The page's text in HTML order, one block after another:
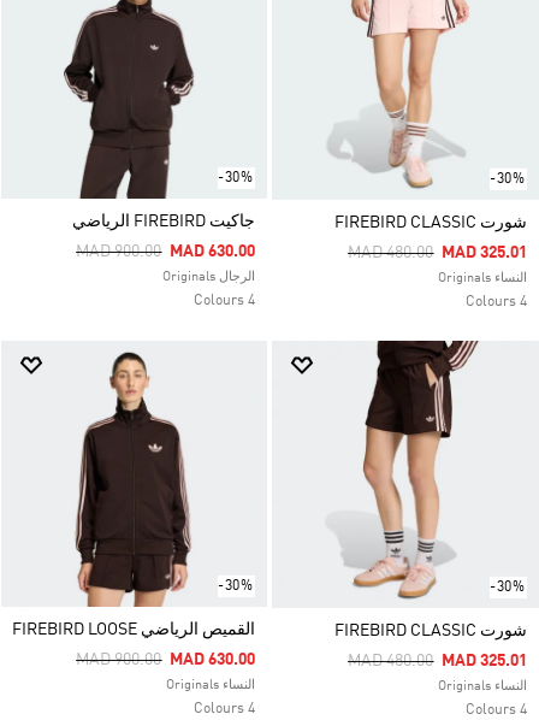
-30%
شورت FIREBIRD CLASSIC
Price Reduced From
MAD 480.00ToMAD 325.01
النساء Originals
4 Colours
-30%
جاكيت FIREBIRD الرياضي
Price Reduced From
MAD 900.00ToMAD 630.00
الرجال Originals
4 Colours
-30%
شورت FIREBIRD CLASSIC
Price Reduced From
MAD 480.00ToMAD 325.01
النساء Originals
4 Colours
-30%
القميص الرياضي FIREBIRD LOOSE
Price Reduced From
MAD 900.00ToMAD 630.00
النساء Originals
4 Colours